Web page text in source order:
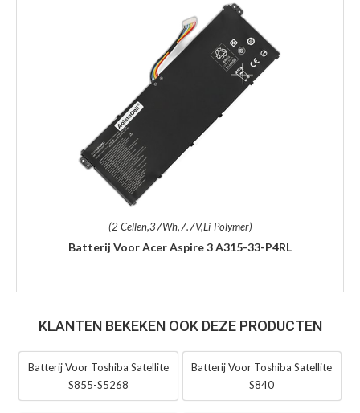
(2 Cellen,37Wh,7.7V,Li-Polymer)
Batterij Voor Acer Aspire 3 A315-33-P4RL
KLANTEN BEKEKEN OOK DEZE PRODUCTEN
Batterij Voor Toshiba Satellite
S855-S5268
Batterij Voor Toshiba Satellite
S840